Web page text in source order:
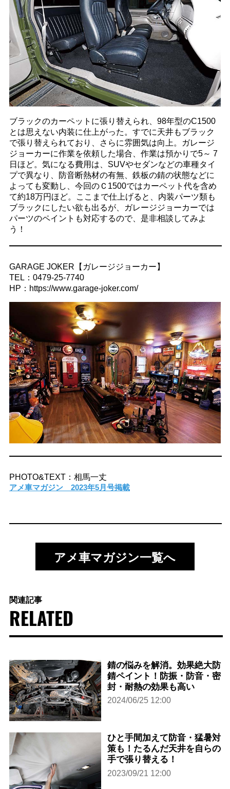
ブラックのカーペットに張り替えられ、98年型のC1500
とは思えない内装に仕上がった。すでに天井もブラック
で張り替えられており、さらに雰囲気は向上。ガレージ
ジョーカーに作業を依頼した場合、作業は預かりで5～ 7
日ほど。気になる費用は、SUVやセダンなどの車種タイ
プで異なり、防音断熱材の有無、鉄板の錆の状態などに
よっても変動し、今回のＣ1500ではカーペット代を含め
て約18万円ほど。ここまで仕上げると、内装パーツ類も
ブラックにしたい欲も出るが、ガレージジョーカーでは
パーツのペイントも対応するので、是非相談してみよ
う！
GARAGE JOKER【ガレージジョーカー】
TEL：0479-25-7740
HP：https://www.garage-joker.com/
PHOTO&TEXT：相馬一丈
アメ車マガジン 2023年5月号掲載
アメ車マガジン一覧へ
関連記事
RELATED
錆の悩みを解消。効果絶大防
錆ペイント！防振・防音・密
封・耐熱の効果も高い
2024/06/25 12:00
ひと手間加えて防音・猛暑対
策も！たるんだ天井を自らの
手で張り替える！
2023/09/21 12:00